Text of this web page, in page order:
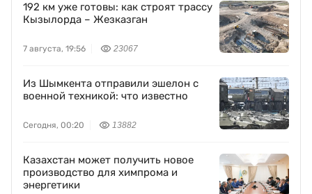
192 км уже готовы: как строят трассу
Кызылорда – Жезказган
7 августа, 19:56 23067
Из Шымкента отправили эшелон с
военной техникой: что известно
Сегодня, 00:20 13882
Казахстан может получить новое
производство для химпрома и
энергетики